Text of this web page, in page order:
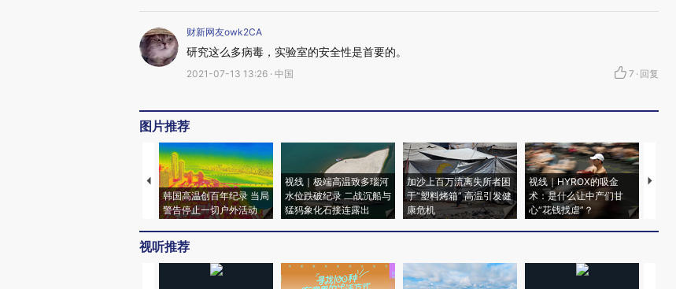
财新网友owk2CA
研究这么多病毒，实验室的安全性是首要的。
2021-07-13 13:26 · 中国 7 · 回复
图片推荐
韩国高温创百年纪录 当局
警告停止一切户外活动
视线｜极端高温致多瑙河
水位跌破纪录 二战沉船与
猛犸象化石接连露出
加沙上百万流离失所者困
于“塑料烤箱” 高温引发健
康危机
视线｜HYROX的吸金
术：是什么让中产们甘
心“花钱找虐”？
马航
视听推荐